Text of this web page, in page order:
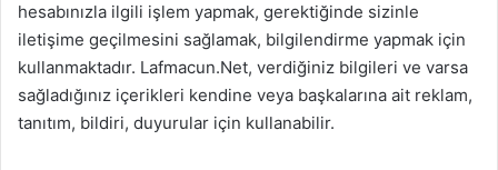
hesabınızla ilgili işlem yapmak, gerektiğinde sizinle
iletişime geçilmesini sağlamak, bilgilendirme yapmak için
kullanmaktadır. Lafmacun.Net, verdiğiniz bilgileri ve varsa
sağladığınız içerikleri kendine veya başkalarına ait reklam,
tanıtım, bildiri, duyurular için kullanabilir.